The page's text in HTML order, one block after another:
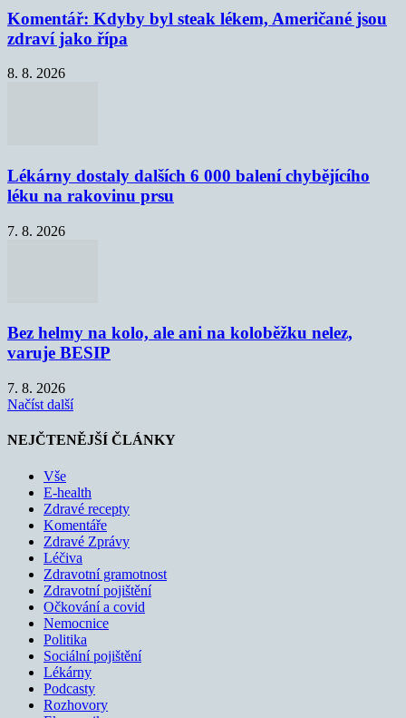
Komentář: Kdyby byl steak lékem, Američané jsou
zdraví jako řípa
8. 8. 2026
Lékárny dostaly dalších 6 000 balení chybějícího
léku na rakovinu prsu
7. 8. 2026
Bez helmy na kolo, ale ani na koloběžku nelez,
varuje BESIP
7. 8. 2026
Načíst další
NEJČTENĚJŠÍ ČLÁNKY
Vše
E-health
Zdravé recepty
Komentáře
Zdravé Zprávy
Léčiva
Zdravotní gramotnost
Zdravotní pojištění
Očkování a covid
Nemocnice
Politika
Sociální pojištění
Lékárny
Podcasty
Rozhovory